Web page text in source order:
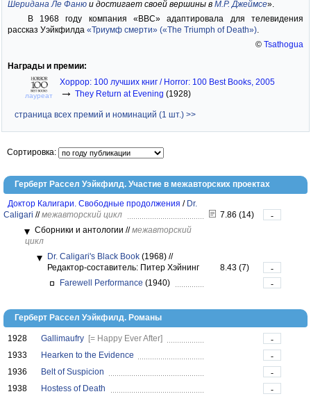
Шеридана Ле Фаню и достигает своей вершины в М.Р. Джеймсе».
В 1968 году компания «BBC» адаптировала для телевидения
рассказ Уэйкфилда «Триумф смерти» («The Triumph of Death»).
© Tsathogua
Награды и премии:
лауреат
Хоррор: 100 лучших книг / Horror: 100 Best Books, 2005
→ They Return at Evening (1928)
страница всех премий и номинаций (1 шт.) >>
Сортировка:
Герберт Рассел Уэйкфилд. Участие в межавторских проектах
Доктор Калигари. Свободные продолжения / Dr.
Caligari // межавторский цикл 7.86 (14)
-
Сборники и антологии // межавторский
цикл
Dr. Caligari's Black Book (1968) //
Редактор-составитель: Питер Хэйнинг
8.43 (7)
-
Farewell Performance (1940) -
Герберт Рассел Уэйкфилд. Романы
1928 Gallimaufry [= Happy Ever After]
-
1933
Hearken to the Evidence
-
1936
Belt of Suspicion
-
1938
Hostess of Death -